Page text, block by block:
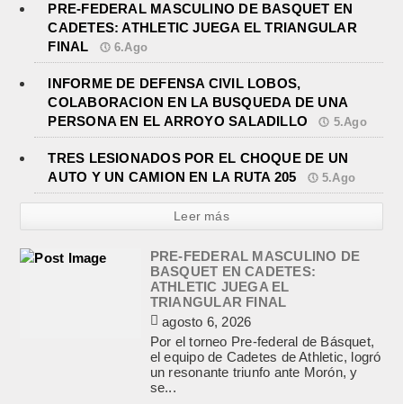
PRE-FEDERAL MASCULINO DE BASQUET EN
CADETES: ATHLETIC JUEGA EL TRIANGULAR
FINAL
6.Ago
INFORME DE DEFENSA CIVIL LOBOS,
COLABORACION EN LA BUSQUEDA DE UNA
PERSONA EN EL ARROYO SALADILLO
5.Ago
TRES LESIONADOS POR EL CHOQUE DE UN
AUTO Y UN CAMION EN LA RUTA 205
5.Ago
Leer más
PRE-FEDERAL MASCULINO DE
BASQUET EN CADETES:
ATHLETIC JUEGA EL
TRIANGULAR FINAL
agosto 6, 2026
Por el torneo Pre-federal de Básquet,
el equipo de Cadetes de Athletic, logró
un resonante triunfo ante Morón, y
se...